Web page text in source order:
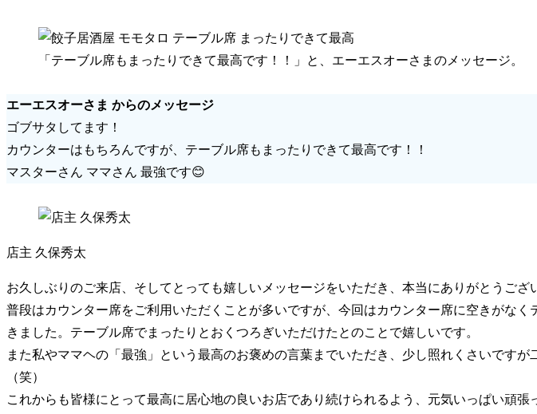
「テーブル席もまったりできて最高です！！」と、エーエスオーさまのメッセージ。
エーエスオーさま からのメッセージ
ゴブサタしてます！
カウンターはもちろんですが、テーブル席もまったりできて最高です！！
マスターさん ママさん 最強です😊
店主 久保秀太
お久しぶりのご来店、そしてとっても嬉しいメッセージをいただき、本当にありがとうござ
普段はカウンター席をご利用いただくことが多いですが、今回はカウンター席に空きがなく
きました。テーブル席でまったりとおくつろぎいただけたとのことで嬉しいです。
また私やママヘの「最強」という最高のお褒めの言葉までいただき、少し照れくさいですが
（笑）
これからも皆様にとって最高に居心地の良いお店であり続けられるよう、元気いっぱい頑張